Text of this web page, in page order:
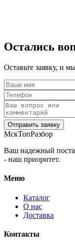
Остались
Оставьте заявку, и
Отправить заявку
МскТопРазбор
Ваш надежный
- наш приоритет.
Меню
Каталог
О нас
Доставка
Контакты